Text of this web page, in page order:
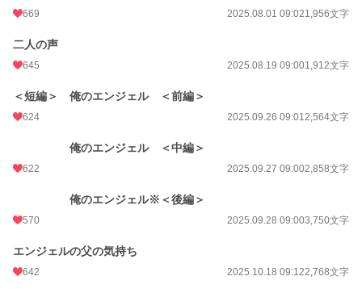
669 2025.08.01 09:021,956文字
二人の声
645 2025.08.19 09:001,912文字
＜短編＞ 俺のエンジェル ＜前編＞
624 2025.09.26 09:012,564文字
俺のエンジェル ＜中編＞
622 2025.09.27 09:002,858文字
俺のエンジェル※＜後編＞
570 2025.09.28 09:003,750文字
エンジェルの父の気持ち
642 2025.10.18 09:122,768文字